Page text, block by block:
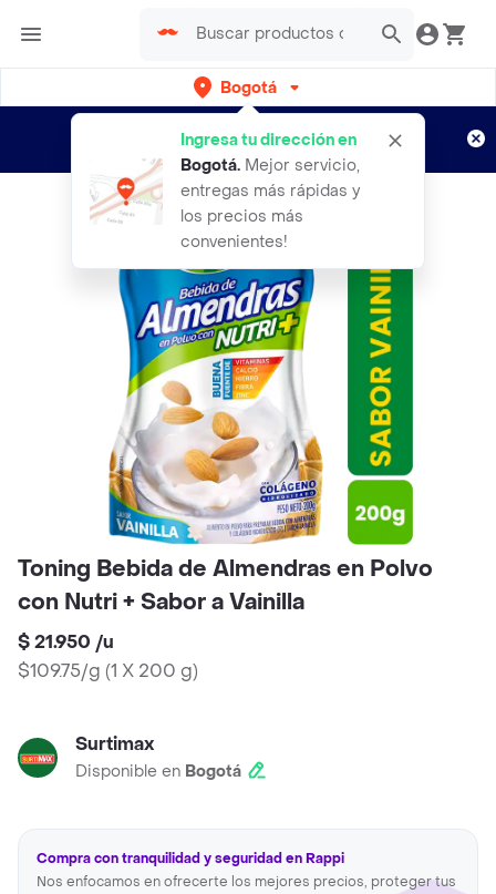
Bogotá
Ingresa tu dirección en
Bogotá. Mejor servicio,
entregas más rápidas y
los precios más
convenientes!
envíos gratis por semanas
Aplican TyC
Toning Bebida de Almendras en Polvo
con Nutri + Sabor a Vainilla
$ 21.950 /u
$109.75/g (1 X 200 g)
Surtimax
Disponible en Bogotá
Compra con tranquilidad y seguridad en Rappi
Nos enfocamos en ofrecerte los mejores precios, proteger tus